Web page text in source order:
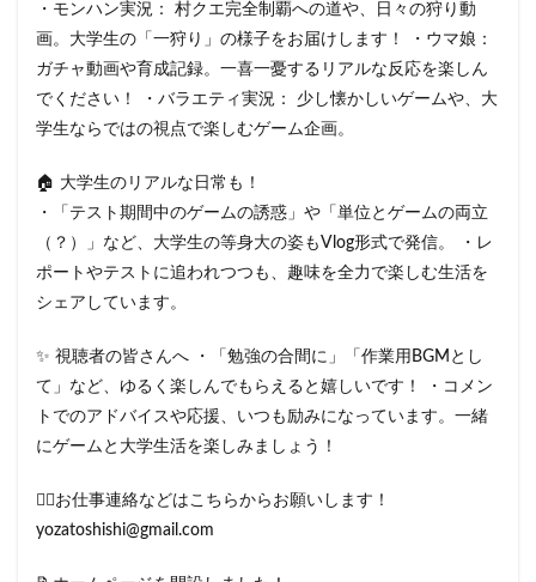
・モンハン実況： 村クエ完全制覇への道や、日々の狩り動
画。大学生の「一狩り」の様子をお届けします！ ・ウマ娘：
ガチャ動画や育成記録。一喜一憂するリアルな反応を楽しん
でください！ ・バラエティ実況： 少し懐かしいゲームや、大
学生ならではの視点で楽しむゲーム企画。
🏠 大学生のリアルな日常も！
・「テスト期間中のゲームの誘惑」や「単位とゲームの両立
（？）」など、大学生の等身大の姿もVlog形式で発信。 ・レ
ポートやテストに追われつつも、趣味を全力で楽しむ生活を
シェアしています。
✨ 視聴者の皆さんへ ・「勉強の合間に」「作業用BGMとし
て」など、ゆるく楽しんでもらえると嬉しいです！ ・コメン
トでのアドバイスや応援、いつも励みになっています。一緒
にゲームと大学生活を楽しみましょう！
❤️‍🔥お仕事連絡などはこちらからお願いします！
yozatoshishi@gmail.com